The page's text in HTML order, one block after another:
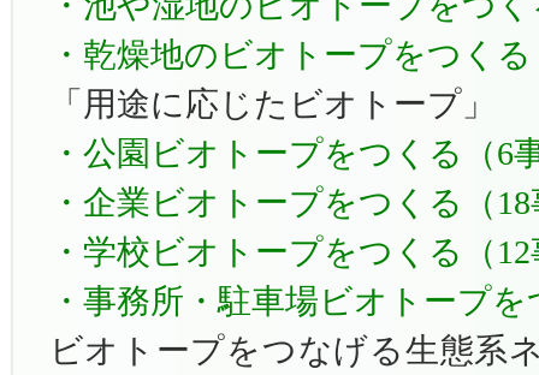
・乾燥地のビオトープをつく
「用途に応じたビオトープ」
・公園ビオトープをつくる（6
・企業ビオトープをつくる（
・学校ビオトープをつくる（
・事務所・駐車場ビオトープ
ビオトープをつなげる生態系